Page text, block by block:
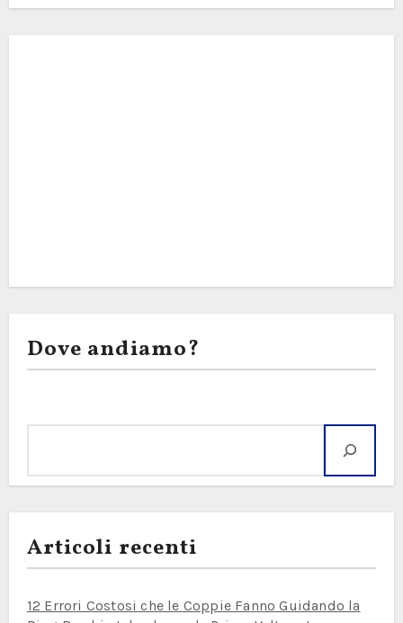
Dove andiamo?
Articoli recenti
12 Errori Costosi che le Coppie Fanno Guidando la